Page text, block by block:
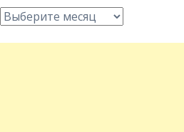
Архивы